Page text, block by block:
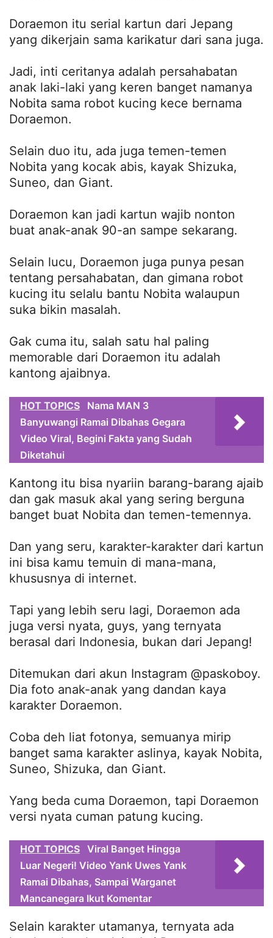
Doraemon itu serial kartun dari Jepang
yang dikerjain sama karikatur dari sana juga.
Jadi, inti ceritanya adalah persahabatan
anak laki-laki yang keren banget namanya
Nobita sama robot kucing kece bernama
Doraemon.
Selain duo itu, ada juga temen-temen
Nobita yang kocak abis, kayak Shizuka,
Suneo, dan Giant.
Doraemon kan jadi kartun wajib nonton
buat anak-anak 90-an sampe sekarang.
Selain lucu, Doraemon juga punya pesan
tentang persahabatan, dan gimana robot
kucing itu selalu bantu Nobita walaupun
suka bikin masalah.
Gak cuma itu, salah satu hal paling
memorable dari Doraemon itu adalah
kantong ajaibnya.
HOT TOPICS
Nama MAN 3
Banyuwangi Ramai Dibahas Gegara
Video Viral, Begini Fakta yang Sudah
Diketahui
Kantong itu bisa nyariin barang-barang ajaib
dan gak masuk akal yang sering berguna
banget buat Nobita dan temen-temennya.
Dan yang seru, karakter-karakter dari kartun
ini bisa kamu temuin di mana-mana,
khususnya di internet.
Tapi yang lebih seru lagi, Doraemon ada
juga versi nyata, guys, yang ternyata
berasal dari Indonesia, bukan dari Jepang!
Ditemukan dari akun Instagram @paskoboy.
Dia foto anak-anak yang dandan kaya
karakter Doraemon.
Coba deh liat fotonya, semuanya mirip
banget sama karakter aslinya, kayak Nobita,
Suneo, Shizuka, dan Giant.
Yang beda cuma Doraemon, tapi Doraemon
versi nyata cuman patung kucing.
HOT TOPICS Viral Banget Hingga
Luar Negeri! Video Yank Uwes Yank
Ramai Dibahas, Sampai Warganet
Mancanegara Ikut Komentar
Selain karakter utamanya, ternyata ada